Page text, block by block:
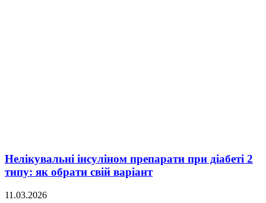
Нелікувальні інсуліном препарати при діабеті 2
типу: як обрати свій варіант
11.03.2026